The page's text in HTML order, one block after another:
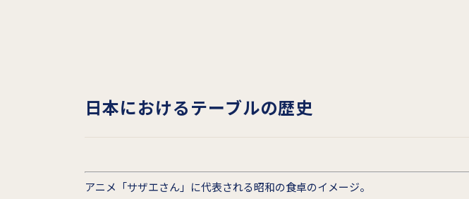
日本におけるテーブルの歴史
アニメ「サザエさん」に代表される昭和の食卓のイメージ。